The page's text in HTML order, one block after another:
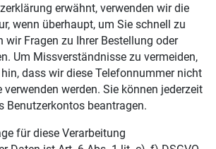
erwähnt, verwenden wir die
wenn überhaupt, um Sie schnell zu
wir Fragen zu Ihrer Bestellung oder
Um Missverständnisse zu vermeiden,
dass wir diese Telefonnummer nicht
werden. Sie können jederzeit
Benutzerkontos beantragen.
für diese Verarbeitung